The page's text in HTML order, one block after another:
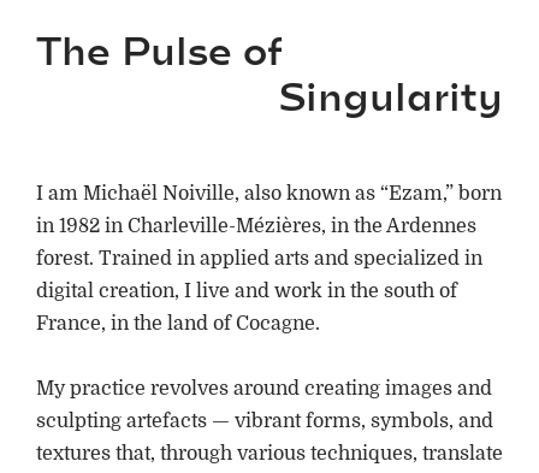
The Pulse of
Singularity
I am Michaël Noiville, also known as “Ezam,” born
in 1982 in Charleville-Mézières, in the Ardennes
forest. Trained in applied arts and specialized in
digital creation, I live and work in the south of
France, in the land of Cocagne.
My practice revolves around creating images and
sculpting artefacts — vibrant forms, symbols, and
textures that, through various techniques, translate